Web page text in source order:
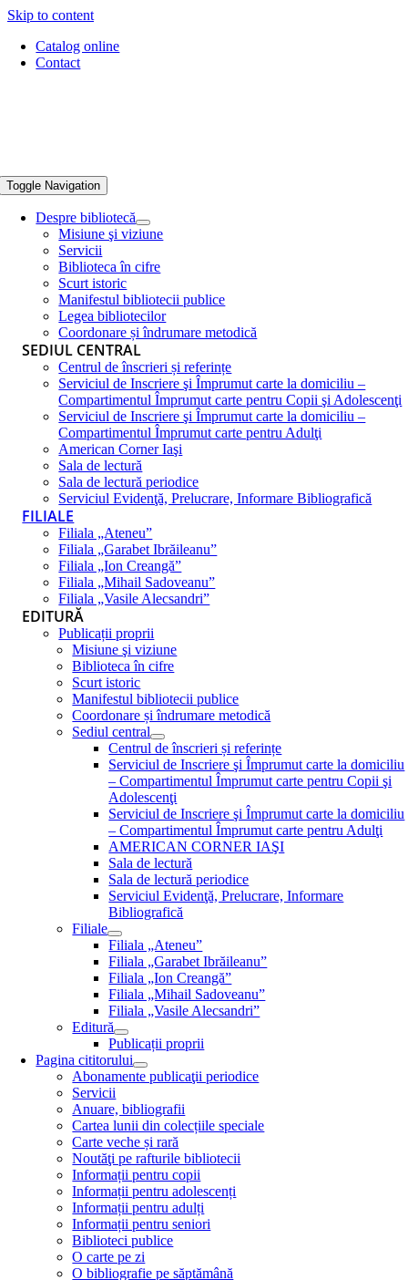
Skip to content
Catalog online
Contact
Toggle Navigation
Despre bibliotecă
Misiune şi viziune
Servicii
Biblioteca în cifre
Scurt istoric
Manifestul bibliotecii publice
Legea bibliotecilor
Coordonare și îndrumare metodică
SEDIUL CENTRAL
Centrul de înscrieri și referințe
Serviciul de Inscriere şi Împrumut carte la domiciliu –
Compartimentul Împrumut carte pentru Copii şi Adolescenţi
Serviciul de Inscriere şi Împrumut carte la domiciliu –
Compartimentul Împrumut carte pentru Adulţi
American Corner Iaşi
Sala de lectură
Sala de lectură periodice
Serviciul Evidenţă, Prelucrare, Informare Bibliografică
FILIALE
Filiala „Ateneu”
Filiala „Garabet Ibrăileanu”
Filiala „Ion Creangă”
Filiala „Mihail Sadoveanu”
Filiala „Vasile Alecsandri”
EDITURĂ
Publicații proprii
Misiune şi viziune
Biblioteca în cifre
Scurt istoric
Manifestul bibliotecii publice
Coordonare și îndrumare metodică
Sediul central
Centrul de înscrieri și referințe
Serviciul de Inscriere şi Împrumut carte la domiciliu
– Compartimentul Împrumut carte pentru Copii şi
Adolescenţi
Serviciul de Inscriere şi Împrumut carte la domiciliu
– Compartimentul Împrumut carte pentru Adulţi
AMERICAN CORNER IAŞI
Sala de lectură
Sala de lectură periodice
Serviciul Evidenţă, Prelucrare, Informare
Bibliografică
Filiale
Filiala „Ateneu”
Filiala „Garabet Ibrăileanu”
Filiala „Ion Creangă”
Filiala „Mihail Sadoveanu”
Filiala „Vasile Alecsandri”
Editură
Publicații proprii
Pagina cititorului
Abonamente publicaţii periodice
Servicii
Anuare, bibliografii
Cartea lunii din colecțiile speciale
Carte veche și rară
Noutăţi pe rafturile bibliotecii
Informații pentru copii
Informații pentru adolescenți
Informații pentru adulți
Informații pentru seniori
Biblioteci publice
O carte pe zi
O bibliografie pe săptămână